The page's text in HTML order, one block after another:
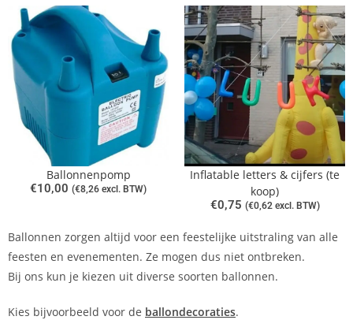
Ballonnenpomp
€10,00 (€8,26 excl. BTW)
Inflatable letters & cijfers (te
koop)
€0,75 (€0,62excl. BTW)
Ballonnen zorgen altijd voor een feestelijke uitstraling van alle
feesten en evenementen. Ze mogen dus niet ontbreken.
Bij ons kun je kiezen uit diverse soorten ballonnen.
Kies bijvoorbeeld voor de ballondecoraties.